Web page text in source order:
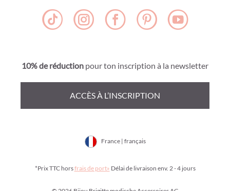
10% de réduction pour ton inscription à la newsletter
ACCÈS À L’INSCRIPTION
France | français
*Prix TTC horsfrais de port» Délai de livraison env. 2 - 4 jours